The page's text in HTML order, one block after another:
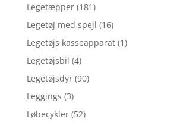
Legetæpper (181)
Legetøj med spejl (16)
Legetøjs kasseapparat (1)
Legetøjsbil (4)
Legetøjsdyr (90)
Leggings (3)
Løbecykler (52)